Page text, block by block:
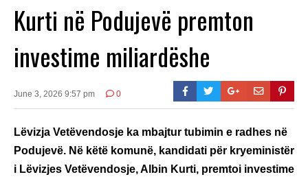
Kurti në Podujevë premton
investime miliardëshe
June 3, 2026 9:57 pm 0
Lëvizja Vetëvendosje ka mbajtur tubimin e radhes në
Podujevë. Në këtë komunë, kandidati për kryeministër
i Lëvizjes Vetëvendosje, Albin Kurti, premtoi investime